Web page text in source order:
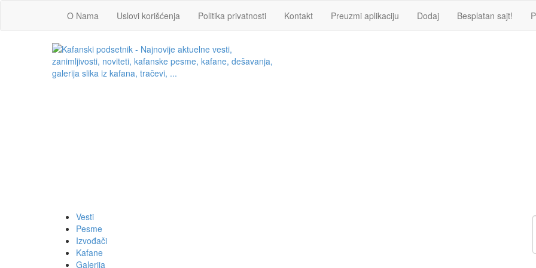
O Nama Uslovi korišćenja Politika privatnosti Kontakt Preuzmi aplikaciju Dodaj Besplatan sajt!
Vesti
Pesme
Izvođači
Kafane
Galerija